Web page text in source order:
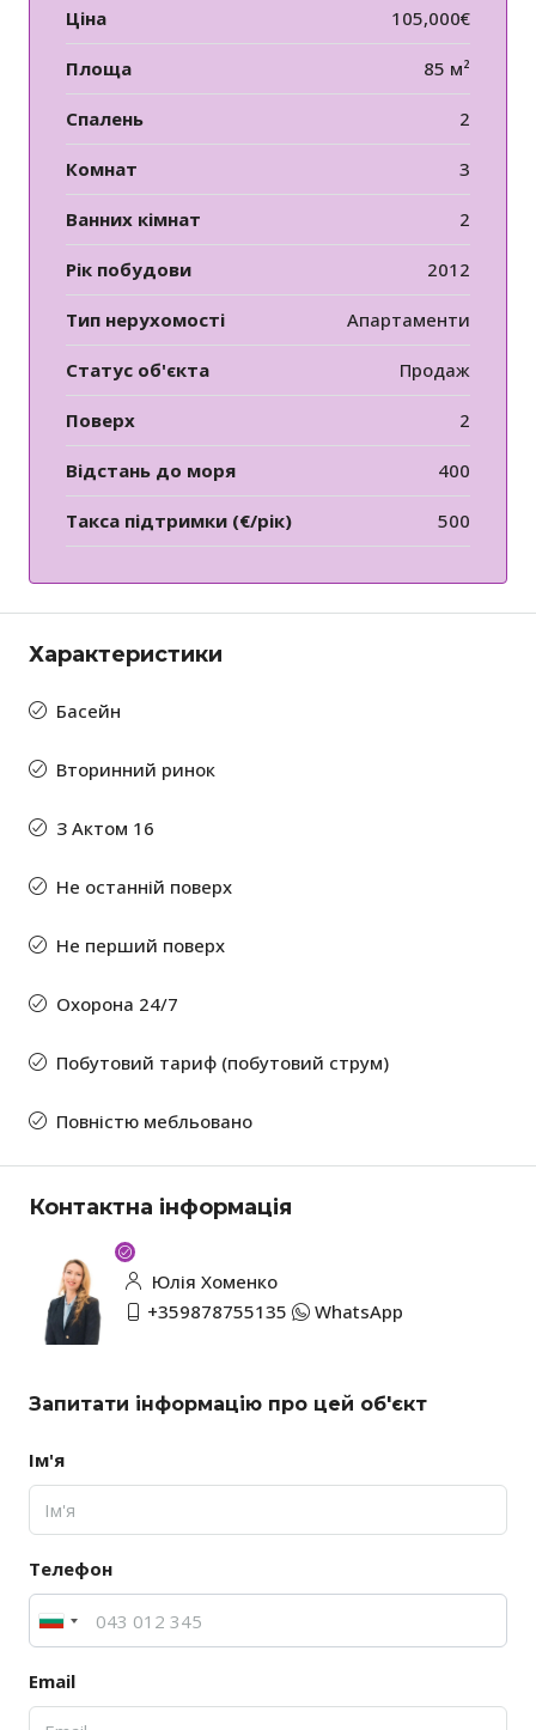
Ціна 105,000€
Площа 85 м²
Спалень 2
Комнат 3
Ванних кімнат 2
Рік побудови 2012
Тип нерухомості Апартаменти
Статус об'єкта Продаж
Поверх 2
Відстань до моря 400
Такса підтримки (€/рік) 500
Характеристики
Басейн
Вторинний ринок
З Актом 16
Не останній поверх
Не перший поверх
Охорона 24/7
Побутовий тариф (побутовий струм)
Повністю мебльовано
Контактна інформація
Юлія Хоменко
+359878755135
WhatsApp
Запитати інформацію про цей об'єкт
Ім'я
Телефон
Email